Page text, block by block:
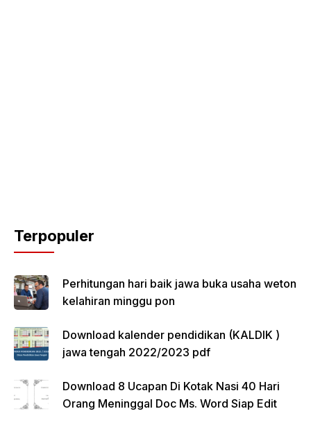
Terpopuler
Perhitungan hari baik jawa buka usaha weton
kelahiran minggu pon
Download kalender pendidikan (KALDIK )
jawa tengah 2022/2023 pdf
Download 8 Ucapan Di Kotak Nasi 40 Hari
Orang Meninggal Doc Ms. Word Siap Edit